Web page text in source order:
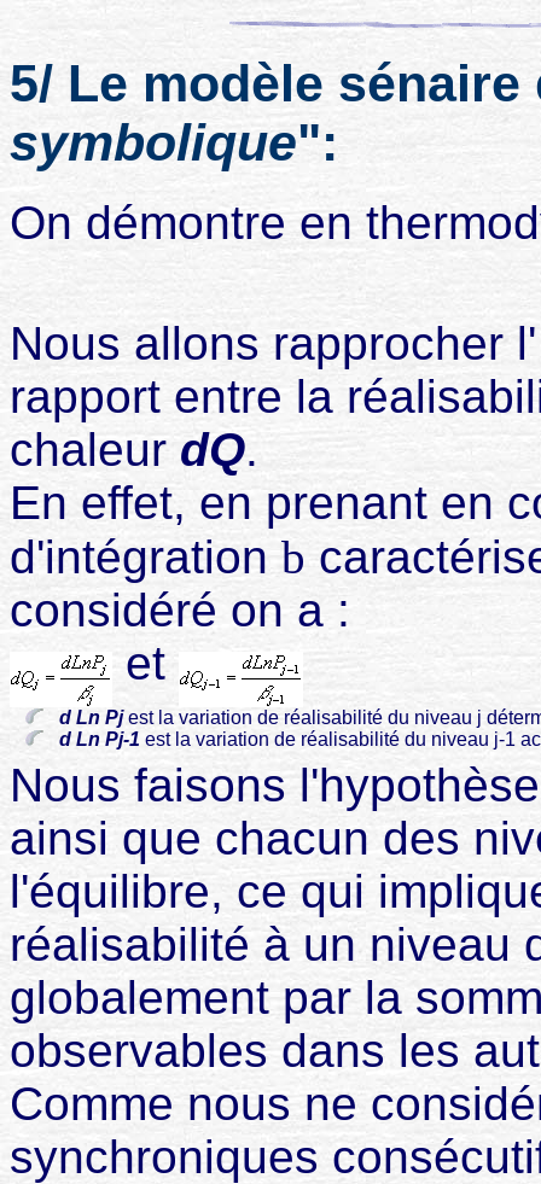
5/ Le modèle
symbolique":
On démontre en
Nous allons rapprocher
rapport entre la
chaleur dQ.
En effet, en prenant en
d'intégration b
considéré on a :
et
d Ln Pjest la variation de réalisabilité du niveau j
d Ln Pj-1 est la variation de réalisabilité du niveau j-1
Nous faisons
ainsi que chacun des
l'équilibre, ce qui
réalisabilité à un niveau
globalement par la
observables dans les
Comme nous ne
synchroniques